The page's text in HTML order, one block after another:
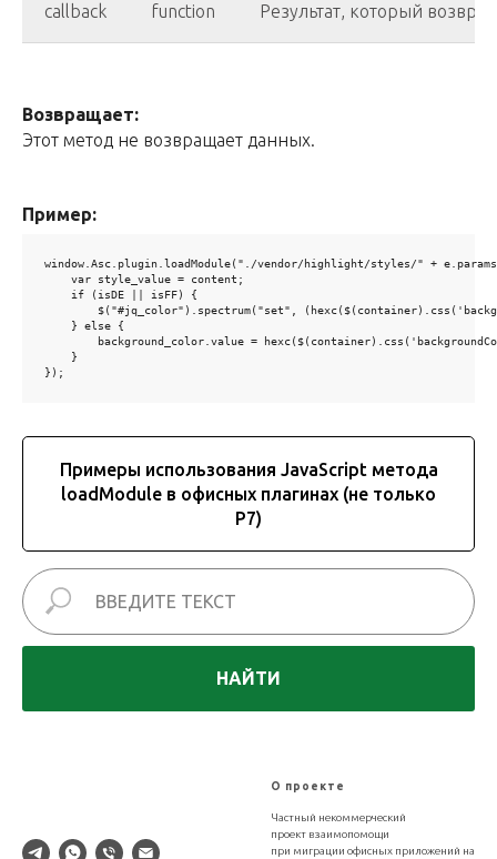
callback function Результат, который
Возвращает:
Этот метод не возвращает данных.
Пример:
window.Asc.plugin.loadModule("./vendor/highlight/styles/" +
    var style_value = content;
    if (isDE || isFF) {
$("#jq_color").spectrum("set",
    } else {
background_color.value =
    }
});
Примеры использования JavaScript метода
loadModule в офисных плагинах (не только
Р7)
НАЙТИ
О проекте
Частный некоммерческий
проект взаимопомощи
при миграции офисных приложений на